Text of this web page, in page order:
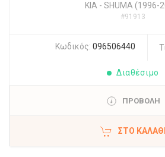
KIA - SHUMA (1996-
#91913
Κωδικός: 096506440
Διαθέσιμο
ΠΡΟΒΟΛΗ
ΣΤΟ ΚΑΛΆΘΙ